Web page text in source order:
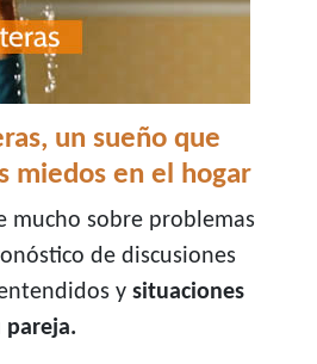
un sueño que
miedos en el hogar
mucho sobre problemas
de discusiones
y situaciones
pareja.